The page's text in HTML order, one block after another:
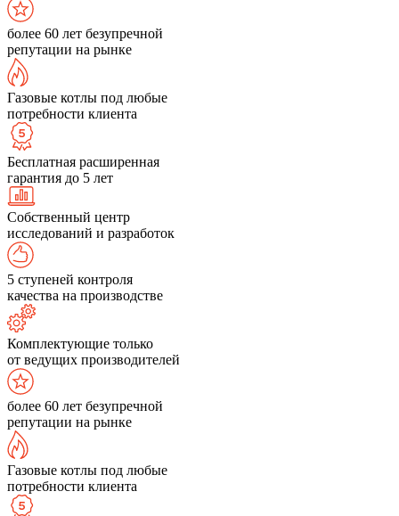
более 60 лет безупречной
репутации на рынке
Газовые котлы под любые
потребности клиента
Бесплатная расширенная
гарантия до 5 лет
Собственный центр
исследований и разработок
5 ступеней контроля
качества на производстве
Комплектующие только
от ведущих производителей
более 60 лет безупречной
репутации на рынке
Газовые котлы под любые
потребности клиента